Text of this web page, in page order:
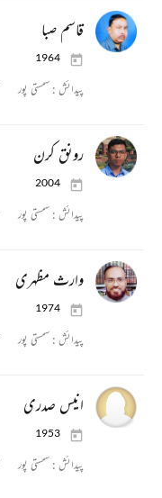
قاسم صبا
1964
پیدائش : سمستی پور
رونق کرن
2004
پیدائش : سمستی پور
وارث مظہری
1974
پیدائش : سمستی پور
انیس صدری
1953
پیدائش : سمستی پور